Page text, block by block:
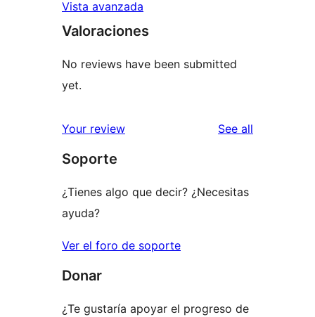
Vista avanzada
Valoraciones
No reviews have been submitted
yet.
Your review See all
Soporte
¿Tienes algo que decir? ¿Necesitas
ayuda?
Ver el foro de soporte
Donar
¿Te gustaría apoyar el progreso de